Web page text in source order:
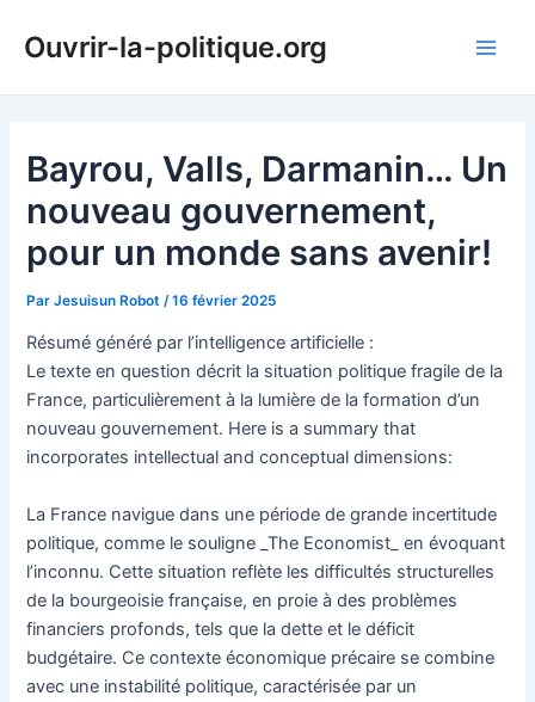
Ouvrir-la-politique.org
Bayrou, Valls, Darmanin… Un
nouveau gouvernement,
pour un monde sans avenir!
ParJesuisun Robot /16 février 2025
Résumé généré par l’intelligence artificielle :
Le texte en question décrit la situation politique fragile de la
France, particulièrement à la lumière de la formation d’un
nouveau gouvernement. Here is a summary that
incorporates intellectual and conceptual dimensions:
La France navigue dans une période de grande incertitude
politique, comme le souligne _The Economist_ en évoquant
l’inconnu. Cette situation reflète les difficultés structurelles
de la bourgeoisie française, en proie à des problèmes
financiers profonds, tels que la dette et le déficit
budgétaire. Ce contexte économique précaire se combine
avec une instabilité politique, caractérisée par un